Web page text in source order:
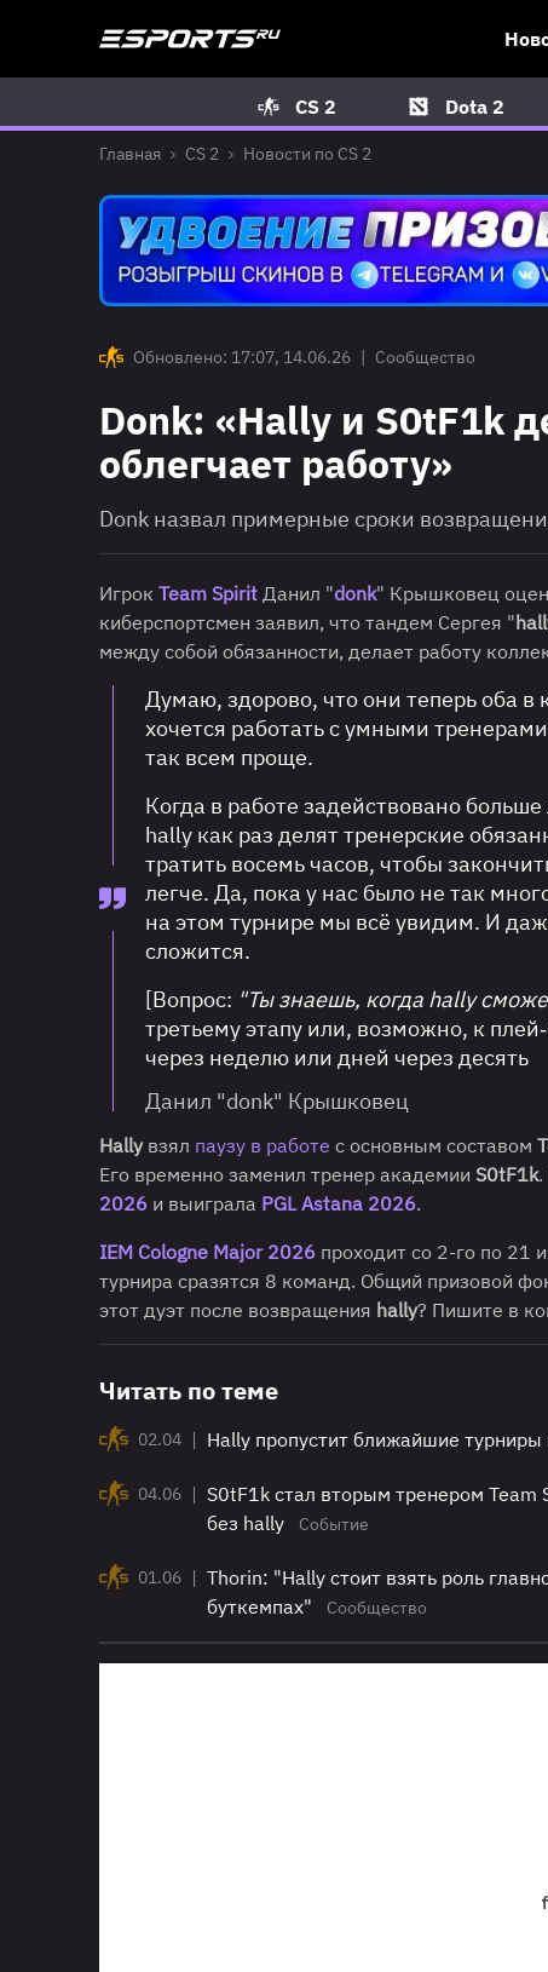
CS 2 Dota 2
Главная CS 2 Новости по CS 2
Обновлено: 17:07, 14.06.26 | Сообщество
Donk: «Hally и S0tF1k
облегчает работу»
Donk назвал примерные сроки
Игрок Team Spirit Данил "donk" Крышковец
киберспортсмен заявил, что тандем Сергея "
между собой обязанности, делает работу
Думаю, здорово, что они теперь оба
хочется работать с умными
так всем проще.
Когда в работе задействовано
hally как раз делят тренерские
тратить восемь часов, чтобы
легче. Да, пока у нас было не так
на этом турнире мы всё увидим. И
сложится.
[Вопрос: "Ты знаешь, когда hally
третьему этапу или, возможно, к
через неделю или дней через десять
Данил "donk" Крышковец
Hallyвзял паузу в работе с основным составом
Его временно заменил тренер академии S0tF1k.
2026 и выиграла PGL Astana 2026.
IEM Cologne Major 2026 проходит со 2-го по 21
турнира сразятся 8 команд. Общий призовой
этот дуэт после возвращения hally? Пишите в
Читать по теме
02.04 | Hally пропустит ближайшие
04.06 | S0tF1k стал вторым тренером Team
без hally
Событие
01.06 | Thorin: "Hally стоит взять роль
буткемпах"
Сообщество